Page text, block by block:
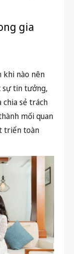
gia
khi nào nên
sự tin tưởng,
chia sẻ trách
mối quan
triển toàn